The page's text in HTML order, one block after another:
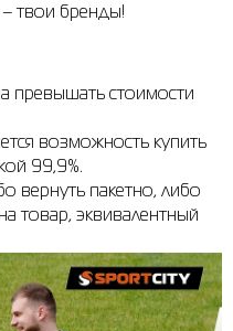
твои бренды!
превышать стоимости
возможность купить
99,9%.
вернуть пакетно, либо
товар, эквивалентный